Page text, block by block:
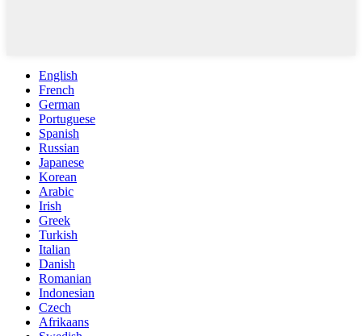
English
French
German
Portuguese
Spanish
Russian
Japanese
Korean
Arabic
Irish
Greek
Turkish
Italian
Danish
Romanian
Indonesian
Czech
Afrikaans